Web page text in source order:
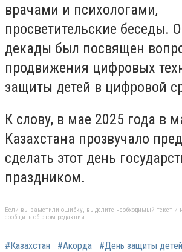
врачами и психологами,
просветительские беседы.
декады был посвящен
продвижения цифровых
защиты детей в цифровой
К слову, в мае 2025 года в
Казахстана прозвучало
сделать этот день
праздником.
Если вы заметили ошибку, выделите необходимый текст и
сообщить об этом редакции
#Казахстан #Акорда #День защиты детей